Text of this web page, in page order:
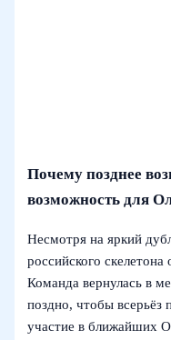
Почему позднее
возможность для
Несмотря на яркий
российского
Команда вернулась в
поздно, чтобы всерьёз
участие в ближайших